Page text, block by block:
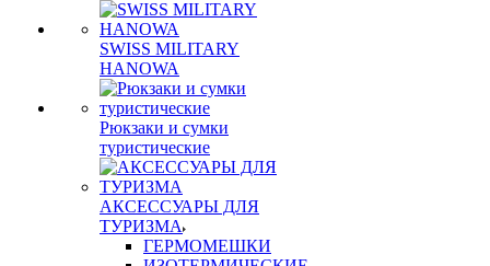
SWISS MILITARY
HANOWA
Рюкзаки и сумки
туристические
АКСЕССУАРЫ ДЛЯ
ТУРИЗМА
ГЕРМОМЕШКИ